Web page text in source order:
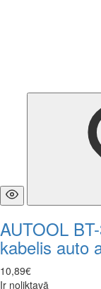
AUTOOL
kabelis auto
10,89€
Ir noliktavā